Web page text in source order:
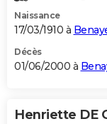
Naissance
17/03/1910 à
Décès
01/06/2000 à
Henriette DE